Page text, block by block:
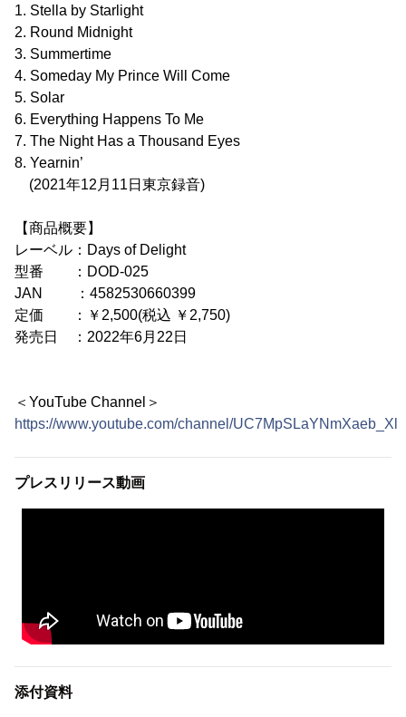
1. Stella by Starlight
2. Round Midnight
3. Summertime
4. Someday My Prince Will Come
5. Solar
6. Everything Happens To Me
7. The Night Has a Thousand Eyes
8. Yearnin’
(2021年12月11日東京録音)
【商品概要】
レーベル：Days of Delight
型番 ：DOD-025
JAN ：4582530660399
定価 ：￥2,500(税込 ￥2,750)
発売日 ：2022年6月22日
＜YouTube Channel＞
https://www.youtube.com/channel/
プレスリリース動画
添付資料